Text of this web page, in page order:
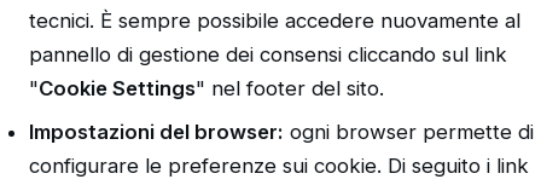
tecnici. È sempre possibile accedere nuovamente al
pannello di gestione dei consensi cliccando sul link
"Cookie Settings" nel footer del sito.
Impostazioni del browser: ogni browser permette di
configurare le preferenze sui cookie. Di seguito i link